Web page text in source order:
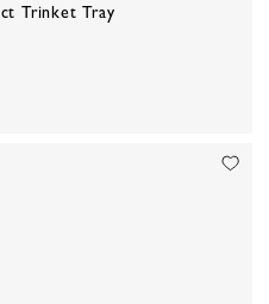
Trinket Tray